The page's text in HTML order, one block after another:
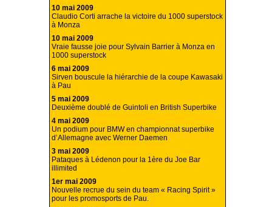
10 mai 2009
Claudio Corti arrache la victoire du 1000 superstock
à Monza
10 mai 2009
Vraie fausse joie pour Sylvain Barrier à Monza en
1000 superstock
6 mai 2009
Sirven bouscule la hiérarchie de la coupe Kawasaki
à Pau
5 mai 2009
Deuxième doublé de Guintoli en British Superbike
4 mai 2009
Un podium pour BMW en championnat superbike
d’Allemagne avec Werner Daemen
3 mai 2009
Pataques à Lédenon pour la 1ère du Joe Bar
illimited
1er mai 2009
Nouvelle recrue du sein du team « Racing Spirit »
pour les promosports de Pau.